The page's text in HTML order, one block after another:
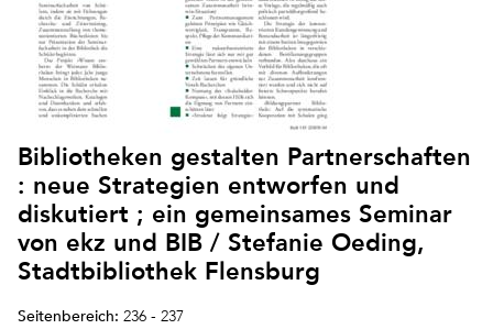
Bibliotheken gestalten Partnerschaften
: neue Strategien entworfen und
diskutiert ; ein gemeinsames Seminar
von ekz und BIB / Stefanie Oeding,
Stadtbibliothek Flensburg
Seitenbereich: 236 - 237